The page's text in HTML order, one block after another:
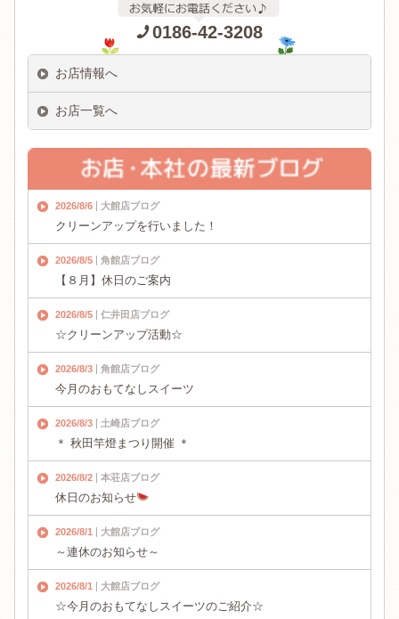
0186-42-3208
お店情報へ
お店一覧へ
2026/8/6 大館店ブログ
クリーンアップを行いました！
2026/8/5 角館店ブログ
【８月】休日のご案内
2026/8/5 仁井田店ブログ
☆クリーンアップ活動☆
2026/8/3 角館店ブログ
今月のおもてなしスイーツ
2026/8/3 土崎店ブログ
＊ 秋田竿燈まつり開催 ＊
2026/8/2 本荘店ブログ
休日のお知らせ
2026/8/1 大館店ブログ
～連休のお知らせ～
2026/8/1 大館店ブログ
☆今月のおもてなしスイーツのご紹介☆